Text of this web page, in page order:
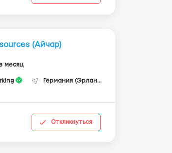
(Айчар)
месяц
Германия (Эрланген)
Откликнуться